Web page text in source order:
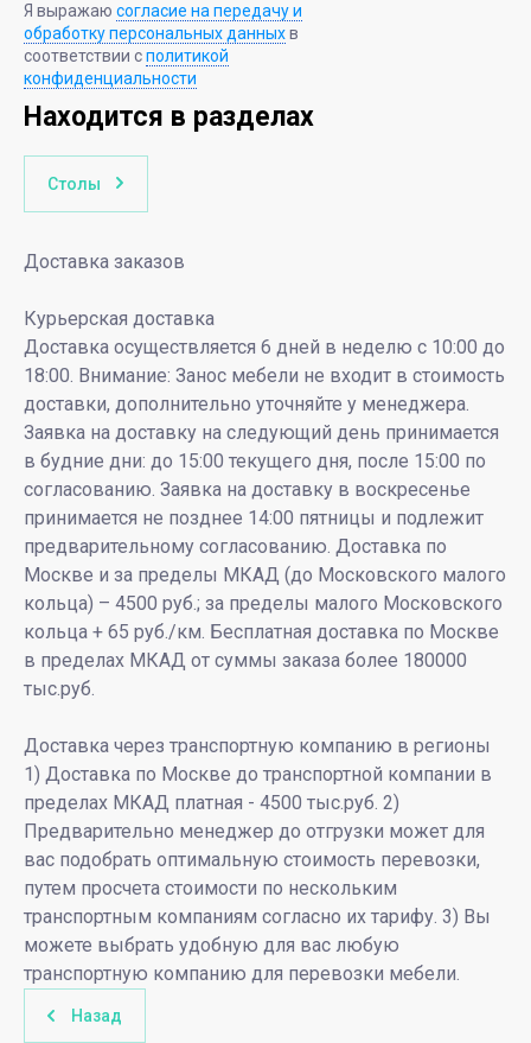
Я выражаю согласие на передачу и
обработку персональных данныхв
соответствии сполитикой
конфиденциальности
Находится в разделах
Столы
Доставка заказов
Курьерская доставка
Доставка осуществляется 6 дней в неделю с 10:00 до
18:00. Внимание: Занос мебели не входит в стоимость
доставки, дополнительно уточняйте у менеджера.
Заявка на доставку на следующий день принимается
в будние дни: до 15:00 текущего дня, после 15:00 по
согласованию. Заявка на доставку в воскресенье
принимается не позднее 14:00 пятницы и подлежит
предварительному согласованию. Доставка по
Москве и за пределы МКАД (до Московского малого
кольца) – 4500 руб.; за пределы малого Московского
кольца + 65 руб./км. Бесплатная доставка по Москве
в пределах МКАД от суммы заказа более 180000
тыс.руб.
Доставка через транспортную компанию в регионы
1) Доставка по Москве до транспортной компании в
пределах МКАД платная - 4500 тыс.руб. 2)
Предварительно менеджер до отгрузки может для
вас подобрать оптимальную стоимость перевозки,
путем просчета стоимости по нескольким
транспортным компаниям согласно их тарифу. 3) Вы
можете выбрать удобную для вас любую
транспортную компанию для перевозки мебели.
Назад